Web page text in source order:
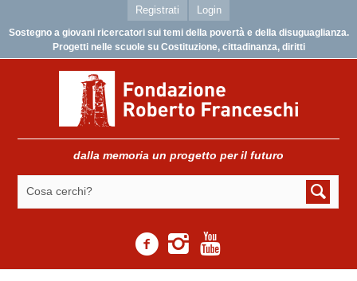
Registrati Login
Sostegno a giovani ricercatori sui temi della povertà e della disuguaglianza.
Progetti nelle scuole su Costituzione, cittadinanza, diritti
dalla memoria un progetto per il futuro